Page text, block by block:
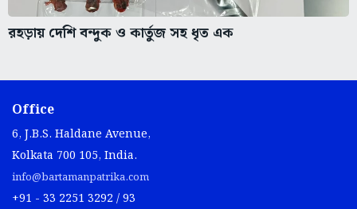
রহড়ায় দেশি বন্দুক ও কার্তুজ সহ ধৃত এক
Office
6, J.B.S. Haldane Avenue,
Kolkata 700 105, India.
info@bartamanpatrika.com
+91 - 33 2251 3292 / 93